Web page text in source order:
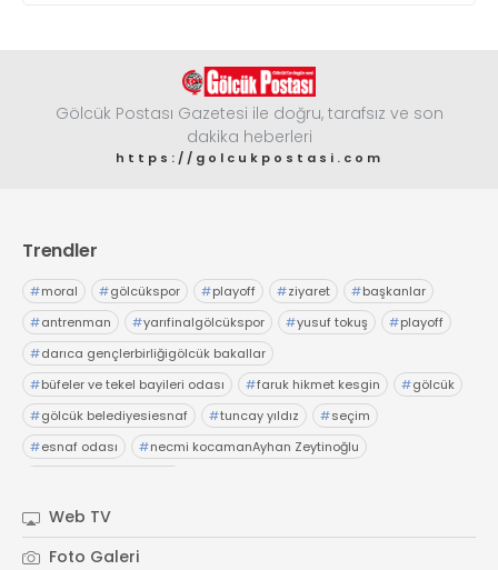
Gölcük Postası Gazetesi ile doğru, tarafsız ve son
dakika heberleri
https://golcukpostasi.com
Trendler
#moral #gölcükspor #playoff #ziyaret #başkanlar
#antrenman #yarıfinalgölcükspor #yusuf tokuş #playoff
#darıca gençlerbirliğigölcük bakallar
#büfeler ve tekel bayileri odası #faruk hikmet kesgin #gölcük
#gölcük belediyesiesnaf #tuncay yıldız #seçim
#esnaf odası #necmi kocamanAyhan Zeytinoğlu
Web TV
Foto Galeri